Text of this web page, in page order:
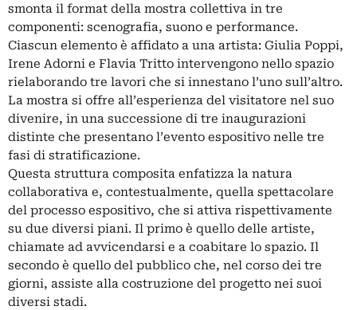
smonta il format della mostra collettiva in tre
componenti: scenografia, suono e performance.
Ciascun elemento è affidato a una artista: Giulia Poppi,
Irene Adorni e Flavia Tritto intervengono nello spazio
rielaborando tre lavori che si innestano l’uno sull’altro.
La mostra si offre all’esperienza del visitatore nel suo
divenire, in una successione di tre inaugurazioni
distinte che presentano l’evento espositivo nelle tre
fasi di stratificazione.
Questa struttura composita enfatizza la natura
collaborativa e, contestualmente, quella spettacolare
del processo espositivo, che si attiva rispettivamente
su due diversi piani. Il primo è quello delle artiste,
chiamate ad avvicendarsi e a coabitare lo spazio. Il
secondo è quello del pubblico che, nel corso dei tre
giorni, assiste alla costruzione del progetto nei suoi
diversi stadi.